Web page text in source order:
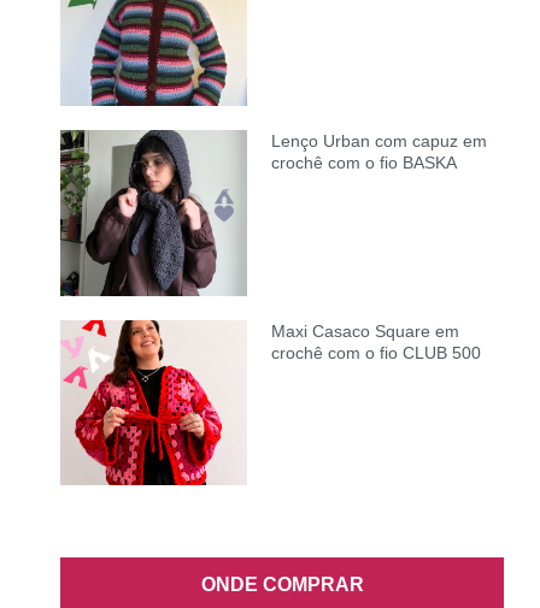
Lenço Urban com capuz em
crochê com o fio BASKA
Maxi Casaco Square em
crochê com o fio CLUB 500
ONDE COMPRAR